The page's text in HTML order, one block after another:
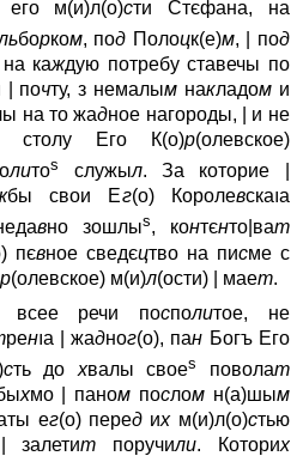
его м(и)л(о)сти Стєфана, на
борком, под Полоц­к(е)м, | под
каждую потребу ставечы по
| почту, з немалым накладоми
на то жадное нагороды, | и не
столу Его К(о)р(олевское)
литоs служыл. За которие |
бы свои Ег(о) Королевскаıa
вно зошлыs, контєнто|ват
пєвное сведєцтво на писме с
р(олевское) м(и)л(ости) | мает.
речи посполитое, не
ренıa | жадног(о), пан Богъ Его
сть до хвалы своеs поволат
хмо | паном послом н(а)шым
ег(о) перед ихм(и)л(о)стью
залетит поручили. Которих